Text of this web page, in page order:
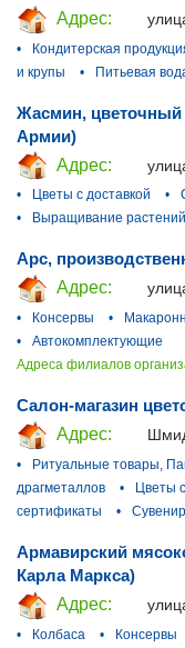
Адрес:
•
Кондитерская
и крупы
• Питьевая
Жасмин, цветочный
Армии)
Адрес:
•
Цветы с доставкой •
•
Выращивание растений
Арс,
Адрес:
•
Консервы •
•
Автокомплектующие
Адреса филиалов
Салон-магазин
Адрес:
•
Ритуальные товары,
драгметаллов
• Цветы
сертификаты
•
Армавирский
Карла Маркса)
Адрес:
•
Колбаса • Консервы